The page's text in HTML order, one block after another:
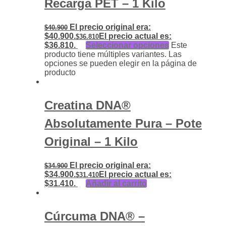
Recarga PET – 1 Kilo
$40.900 El precio original era:
$40.900.$36.810 El precio actual es:
$36.810.
Seleccionar opciones Este
producto tiene múltiples variantes. Las
opciones se pueden elegir en la página de
producto
Creatina DNA®
Absolutamente Pura – Pote
Original – 1 Kilo
$34.900 El precio original era:
$34.900.$31.410 El precio actual es:
$31.410.
Añadir al carrito
Cúrcuma DNA® –